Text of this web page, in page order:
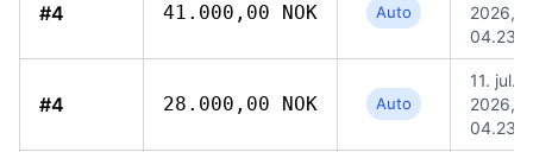
#4 41.000,00 NOK Auto
2026,
04.23
#4 28.000,00 NOK Auto
11. jul.
2026,
04.23